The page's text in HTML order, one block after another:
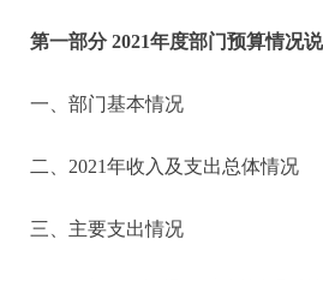
第一部分 2021年度部门预算情况
一、部门基本情况
二、2021年收入及支出总体情况
三、主要支出情况